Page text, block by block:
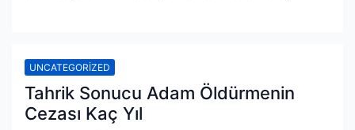
UNCATEGORIZED
Tahrik Sonucu Adam Öldürmenin
Cezası Kaç Yıl